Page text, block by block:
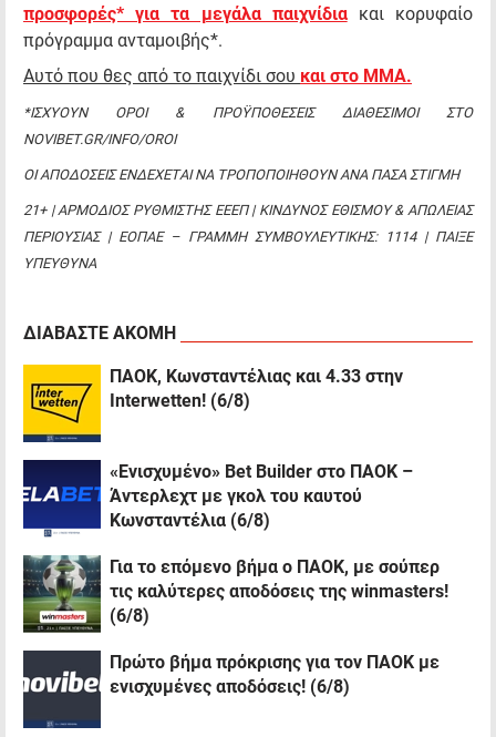
προσφορές* για τα μεγάλα παιχνίδιακαι κορυφαίο
πρόγραμμα ανταμοιβής*.
Αυτό που θες από το παιχνίδι σου και στο MMA.
*ΙΣΧΥΟΥΝ ΟΡΟΙ & ΠΡΟΫΠΟΘΕΣΕΙΣ ΔΙΑΘΕΣΙΜΟΙ ΣΤΟ
NOVIBET.GR/INFO/OROI
ΟΙ ΑΠΟΔΟΣΕΙΣ ΕΝΔΕΧΕΤΑΙ ΝΑ ΤΡΟΠΟΠΟΙΗΘΟΥΝ ΑΝΑ ΠΑΣΑ ΣΤΙΓΜΗ
21+ | ΑΡΜΟΔΙΟΣ ΡΥΘΜΙΣΤΗΣ ΕΕΕΠ | ΚΙΝΔΥΝΟΣ ΕΘΙΣΜΟΥ & ΑΠΩΛΕΙΑΣ
ΠΕΡΙΟΥΣΙΑΣ | ΕΟΠΑΕ – ΓΡΑΜΜΗ ΣΥΜΒΟΥΛΕΥΤΙΚΗΣ: 1114 | ΠΑΙΞΕ
ΥΠΕΥΘΥΝΑ
ΔΙΑΒΑΣΤΕ ΑΚΟΜΗ
ΠΑΟΚ, Κωνσταντέλιας και 4.33 στην
Interwetten! (6/8)
«Ενισχυμένο» Bet Builder στο ΠΑΟΚ –
Άντερλεχτ με γκολ του καυτού
Κωνσταντέλια (6/8)
Για το επόμενο βήμα ο ΠΑΟΚ, με σούπερ
τις καλύτερες αποδόσεις της winmasters!
(6/8)
Πρώτο βήμα πρόκρισης για τον ΠΑΟΚ με
ενισχυμένες αποδόσεις! (6/8)